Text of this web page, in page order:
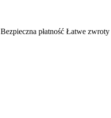
Bezpieczna płatność Łatwe zwroty